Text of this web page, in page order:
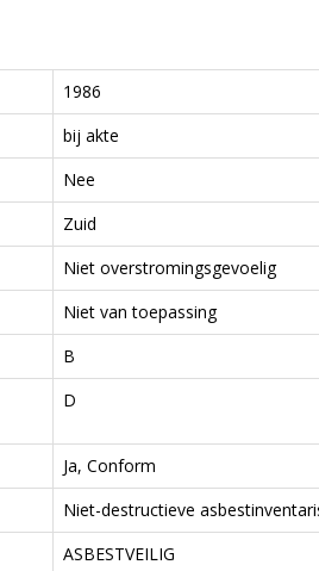
1986
bij akte
Nee
Zuid
Niet overstromingsgevoelig
Niet van toepassing
B
D
Ja, Conform
Niet-destructieve
ASBESTVEILIG